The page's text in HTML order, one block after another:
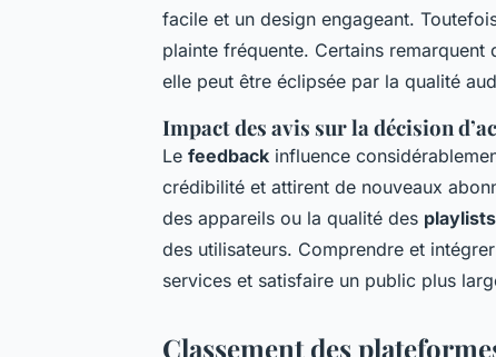
facile et un design engageant.
plainte fréquente. Certains remarquent
elle peut être éclipsée par la qualité
Impact des avis sur la décision
Le feedback influence
crédibilité et attirent de nouveaux
des appareils ou la qualité des
des utilisateurs. Comprendre et
services et satisfaire un public plus
Classement des